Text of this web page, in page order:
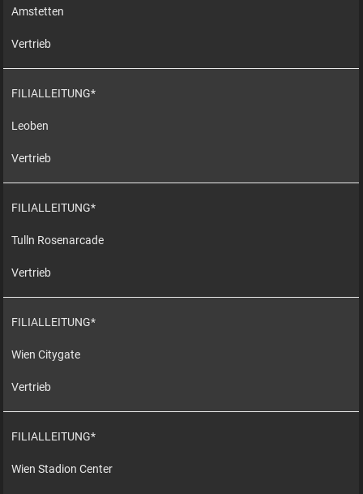
Amstetten
Vertrieb
FILIALLEITUNG*
Leoben
Vertrieb
FILIALLEITUNG*
Tulln Rosenarcade
Vertrieb
FILIALLEITUNG*
Wien Citygate
Vertrieb
FILIALLEITUNG*
Wien Stadion Center